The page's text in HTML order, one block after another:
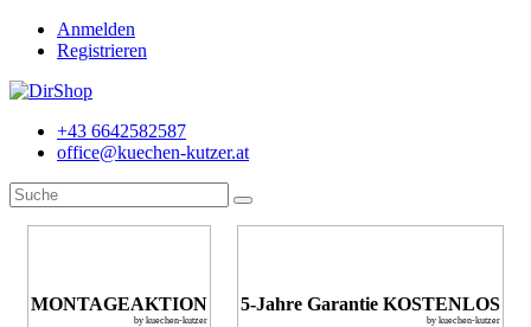
Anmelden
Registrieren
+43 6642582587
office@kuechen-kutzer.at
MONTAGEAKTION
by kuechen-kutzer
5-Jahre Garantie KOSTENLOS
by kuechen-kutzer